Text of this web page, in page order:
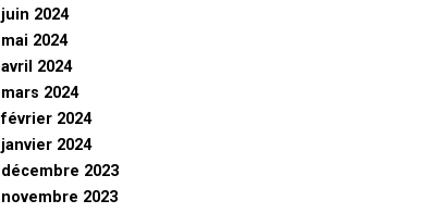
juin 2024
mai 2024
avril 2024
mars 2024
février 2024
janvier 2024
décembre 2023
novembre 2023